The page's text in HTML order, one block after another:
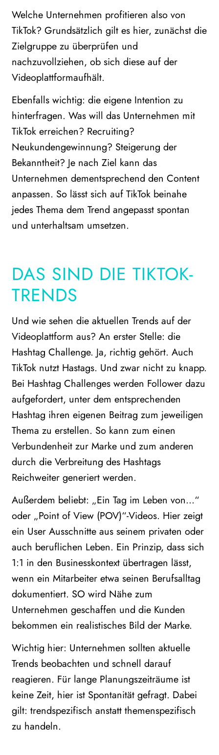
Welche Unternehmen profitieren also von
TikTok? Grundsätzlich gilt es hier, zunächst die
Zielgruppe zu überprüfen und
nachzuvollziehen, ob sich diese auf der
Videoplattformaufhält.
Ebenfalls wichtig: die eigene Intention zu
hinterfragen. Was will das Unternehmen mit
TikTok erreichen? Recruiting?
Neukundengewinnung? Steigerung der
Bekanntheit? Je nach Ziel kann das
Unternehmen dementsprechend den Content
anpassen. So lässt sich auf TikTok beinahe
jedes Thema dem Trend angepasst spontan
und unterhaltsam umsetzen.
DAS SIND DIE TIKTOK-
TRENDS
Und wie sehen die aktuellen Trends auf der
Videoplattform aus? An erster Stelle: die
Hashtag Challenge. Ja, richtig gehört. Auch
TikTok nutzt Hastags. Und zwar nicht zu knapp.
Bei Hashtag Challenges werden Follower dazu
aufgefordert, unter dem entsprechenden
Hashtag ihren eigenen Beitrag zum jeweiligen
Thema zu erstellen. So kann zum einen
Verbundenheit zur Marke und zum anderen
durch die Verbreitung des Hashtags
Reichweiter generiert werden.
Außerdem beliebt: „Ein Tag im Leben von…“
oder „Point of View (POV)“-Videos. Hier zeigt
ein User Ausschnitte aus seinem privaten oder
auch beruflichen Leben. Ein Prinzip, dass sich
1:1 in den Businesskontext übertragen lässt,
wenn ein Mitarbeiter etwa seinen Berufsalltag
dokumentiert. SO wird Nähe zum
Unternehmen geschaffen und die Kunden
bekommen ein realistisches Bild der Marke.
Wichtig hier: Unternehmen sollten aktuelle
Trends beobachten und schnell darauf
reagieren. Für lange Planungszeiträume ist
keine Zeit, hier ist Spontanität gefragt. Dabei
gilt: trendspezifisch anstatt themenspezifisch
zu handeln.